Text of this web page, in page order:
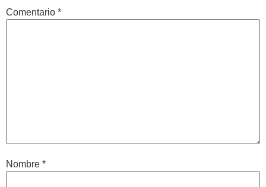
Comentario *
Nombre *